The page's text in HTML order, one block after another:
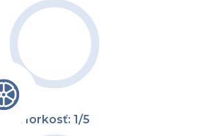
Horkosť: 1/5